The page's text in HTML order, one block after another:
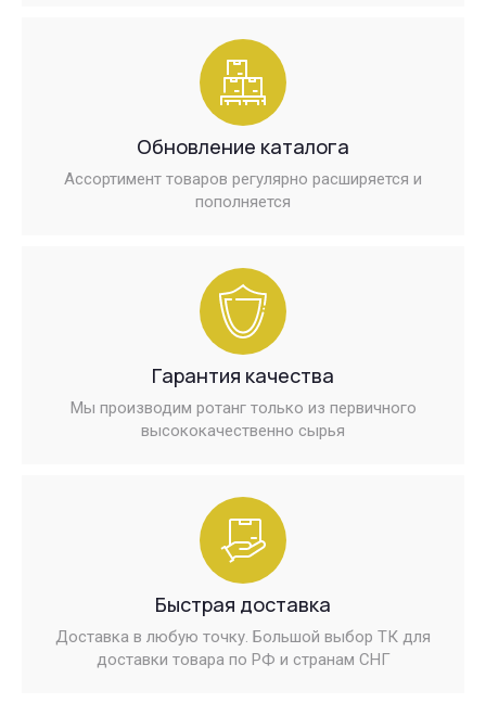
Обновление каталога
Ассортимент товаров регулярно расширяется и
пополняется
Гарантия качества
Мы производим ротанг только из первичного
высококачественно сырья
Быстрая доставка
Доставка в любую точку. Большой выбор ТК для
доставки товара по РФ и странам СНГ